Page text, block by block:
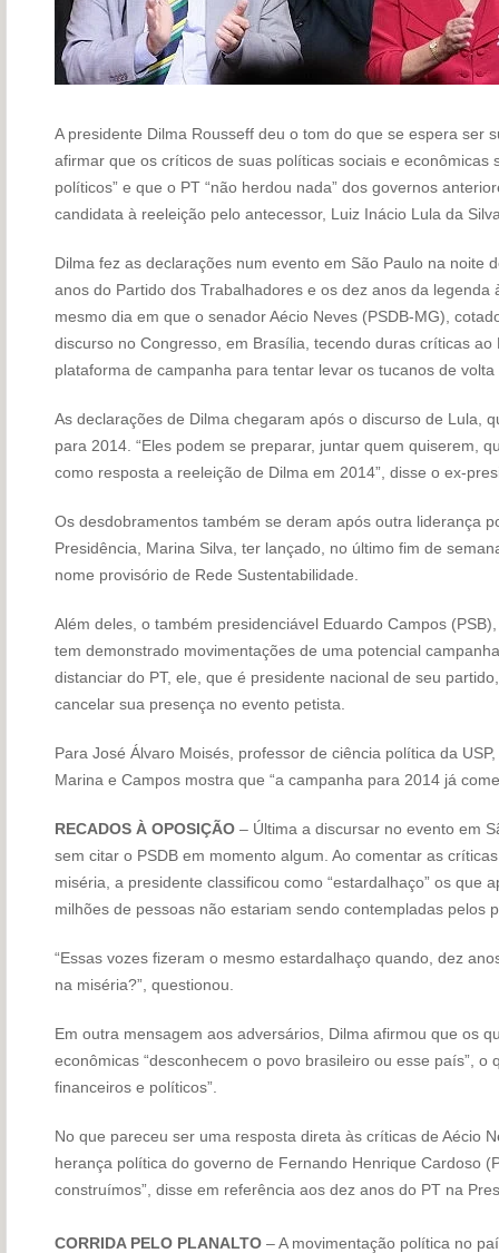
A presidente Dilma Rousseff deu o tom do que se espera ser
afirmar que os críticos de suas políticas sociais e econômicas
políticos” e que o PT “não herdou nada” dos governos
candidata à reeleição pelo antecessor, Luiz Inácio Lula da
Dilma fez as declarações num evento em São Paulo na noite
anos do Partido dos Trabalhadores e os dez anos da legenda
mesmo dia em que o senador Aécio Neves (PSDB-MG),
discurso no Congresso, em Brasília, tecendo duras críticas
plataforma de campanha para tentar levar os tucanos de
As declarações de Dilma chegaram após o discurso de Lula,
para 2014. “Eles podem se preparar, juntar quem quiserem,
como resposta a reeleição de Dilma em 2014”, disse o ex-
Os desdobramentos também se deram após outra liderança
Presidência, Marina Silva, ter lançado, no último fim de
nome provisório de Rede Sustentabilidade.
Além deles, o também presidenciável Eduardo Campos
tem demonstrado movimentações de uma potencial
distanciar do PT, ele, que é presidente nacional de seu
cancelar sua presença no evento petista.
Para José Álvaro Moisés, professor de ciência política da
Marina e Campos mostra que “a campanha para 2014 já
RECADOS À OPOSIÇÃO – Última a discursar no evento em
sem citar o PSDB em momento algum. Ao comentar as
miséria, a presidente classificou como “estardalhaço” os que
milhões de pessoas não estariam sendo contempladas pelos
“Essas vozes fizeram o mesmo estardalhaço quando, dez
na miséria?”, questionou.
Em outra mensagem aos adversários, Dilma afirmou que os
econômicas “desconhecem o povo brasileiro ou esse país”, o
financeiros e políticos”.
No que pareceu ser uma resposta direta às críticas de Aécio
herança política do governo de Fernando Henrique Cardoso
construímos”, disse em referência aos dez anos do PT na
CORRIDA PELO PLANALTO– A movimentação política no